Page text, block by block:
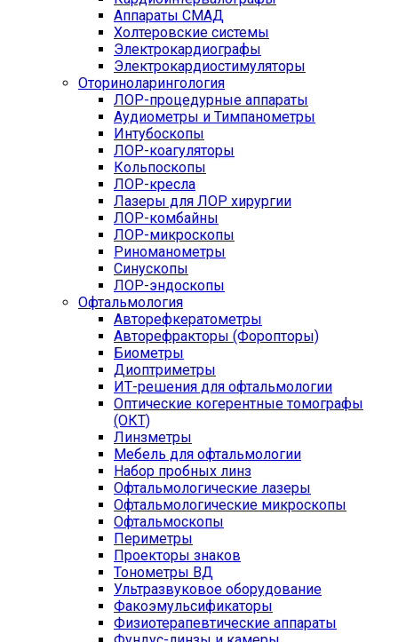
Аппараты СМАД
Холтеровские системы
Электрокардиографы
Электрокардиостимуляторы
Оториноларингология
ЛОР-процедурные аппараты
Аудиометры и Тимпанометры
Интубоскопы
ЛОР-коагуляторы
Кольпоскопы
ЛОР-кресла
Лазеры для ЛОР хирургии
ЛОР-комбайны
ЛОР-микроскопы
Риноманометры
Синускопы
ЛОР-эндоскопы
Офтальмология
Авторефкератометры
Авторефракторы (Форопторы)
Биометры
Диоптриметры
ИТ-решения для офтальмологии
Оптические когерентные томографы
(ОКТ)
Линзметры
Мебель для офтальмологии
Набор пробных линз
Офтальмологические лазеры
Офтальмологические микроскопы
Офтальмоскопы
Периметры
Проекторы знаков
Тонометры ВД
Ультразвуковое оборудование
Факоэмульсификаторы
Физиотерапевтические аппараты